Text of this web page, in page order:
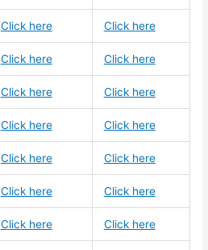
Click here Click here
Click here Click here
Click here Click here
Click here Click here
Click here Click here
Click here Click here
Click here Click here